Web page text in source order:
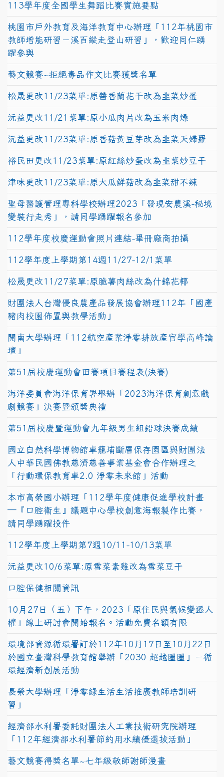
113學年度全國學生舞蹈比賽實施要點
桃園市戶外教育及海洋教育中心辦理「112年桃園市
教師增能研習－溪百縱走登山研習」，歡迎同仁踴
躍參與
藝文競賽~拒絕毒品作文比賽獲獎名單
松晟更改11/23菜單:原醬香蘭花干改為韭菜炒蛋
沅益更改11/21菜單:原小瓜肉片改為玉米肉燥
沅益更改11/23菜單:原香菇黃豆芽改為韭菜天婦羅
裕民田更改11/23菜單:原紅絲炒蛋改為韭菜炒豆干
津味更改11/23菜單:原大瓜鮮菇改為韭菜甜不辣
聖母醫護管理專科學校辦理2023「發現安農溪-秘境
變裝行走秀」，請同學踴躍報名參加
112學年度校慶運動會照片連結-畢冊廠商拍攝
112學年度上學期第14週11/27-12/1菜單
松晟更改11/27菜單:原脆薯肉絲改為什錦花椰
財團法人台灣優良農產品發展協會辦理112年「國產
豬肉校園佈置與教學活動」
開南大學辦理「112航空產業淨零排放產官學高峰論
壇」
第51屆校慶運動會田賽項目賽程表(決賽)
海洋委員會海洋保育署舉辦「2023海洋保育創意戲
劇競賽」決賽暨頒獎典禮
第51屆校慶暨運動會九年級男生組鉛球決賽成績
國立自然科學博物館車籠埔斷層保存園區與財團法
人中華民國佛教慈濟慈善事業基金會合作辦理之
「行動環保教育車2.0 淨零未來館」活動
本市高榮國小辦理「112學年度健康促進學校計畫
─『口腔衛生』議題中心學校創意海報製作比賽，
請同學踴躍投件
112學年度上學期第7週10/11-10/13菜單
沅益更改10/6菜單:原雪菜素雞改為雪菜豆干
口腔保健相關資訊
10月27日（五）下午，2023「原住民與氣候變遷人
權」線上研討會開始報名。活動免費名額有限
環境部資源循環署訂於112年10月17日至10月22日
於國立臺灣科學教育館舉辦「2030 超越圈圈」－循
環經濟新創展活動
長榮大學辦理「淨零綠生活生活推廣教師培訓研
習」
經濟部水利署委託財團法人工業技術研究院辦理
「112年經濟部水利署節約用水績優選拔活動」
藝文競賽得獎名單~七年級敬師謝師漫畫